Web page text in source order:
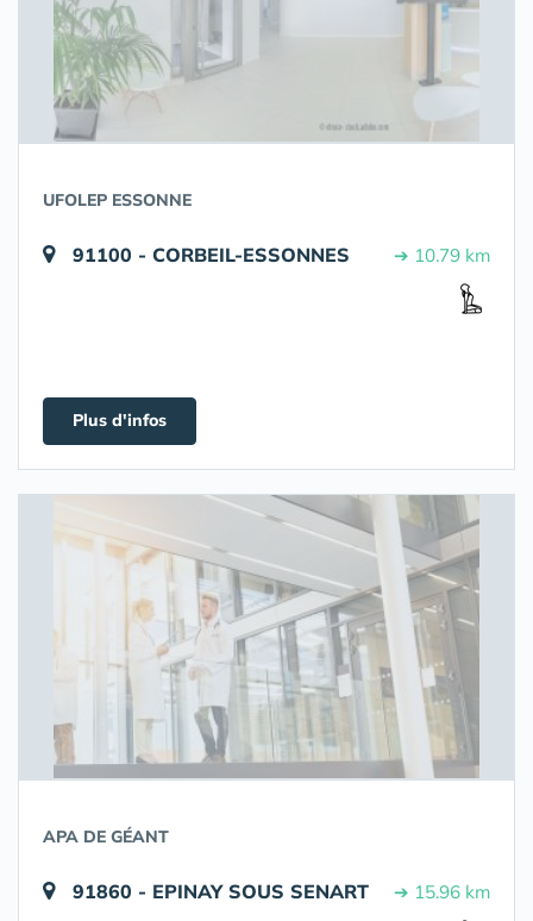
UFOLEP ESSONNE
91100 - CORBEIL-ESSONNES ➔ 10.79 km
Plus d'infos
APA DE GÉANT
91860 - EPINAY SOUS SENART ➔ 15.96 km